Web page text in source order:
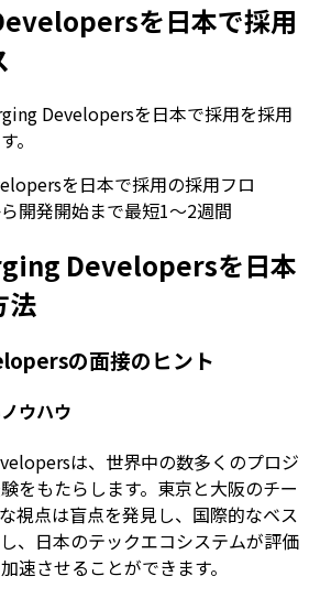
を日本で採用
Developersを日本で採用を採用
。
を日本で採用の採用フロ
開発開始まで最短1〜2週間
Developersを日本
法
の面接のヒント
ウハウ
は、世界中の数多くのプロジ
をもたらします。東京と大阪のチー
視点は盲点を発見し、国際的なベス
、日本のテックエコシステムが評価
速させることができます。